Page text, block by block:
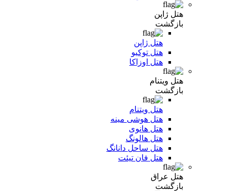
هتل ژاپن
بازگشت
هتل ژاپن
هتل توکیو
هتل اوزاکا
هتل ویتنام
بازگشت
هتل ویتنام
هتل هوشی مینه
هتل هانوی
هتل هالونگ
هتل ساحل دانانگ
هتل فان تیئت
هتل عراق
بازگشت